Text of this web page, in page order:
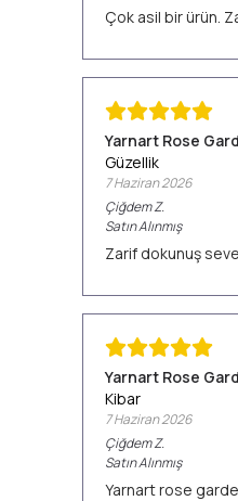
Çok asil bir ürün.
Yarnart Rose
Güzellik
7 Haziran 2026
ÇiğdemZ.
Satın Alınmış
Zarif dokunuş
Yarnart Rose
Kibar
7 Haziran 2026
ÇiğdemZ.
Satın Alınmış
Yarnart rose